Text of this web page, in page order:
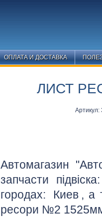
ОПЛАТА И ДОСТАВКА
ЛИСТ
Автомагазин
запчасти
городах:
Киев , а
ресори №2